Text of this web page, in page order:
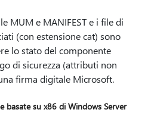
MUM e MANIFEST e i file di
(con estensione cat) sono
lo stato del componente
di sicurezza (attributi non
firma digitale Microsoft.
basate su x86 di Windows Server